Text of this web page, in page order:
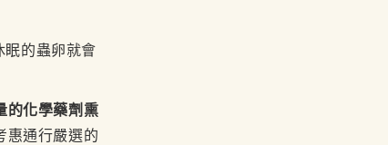
眠的蟲卵就會
的化學藥劑熏
惠通行嚴選的